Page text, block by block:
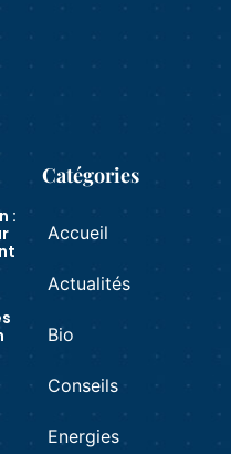
:
Catégories
Accueil
Actualités
Bio
Conseils
Energies